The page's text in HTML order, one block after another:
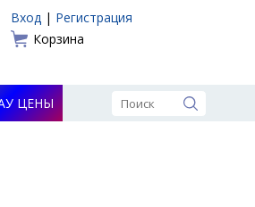
Вход | Регистрация
Корзина
ЦЕНЫ